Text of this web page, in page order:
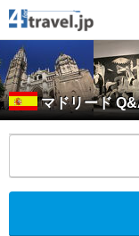
マドリード